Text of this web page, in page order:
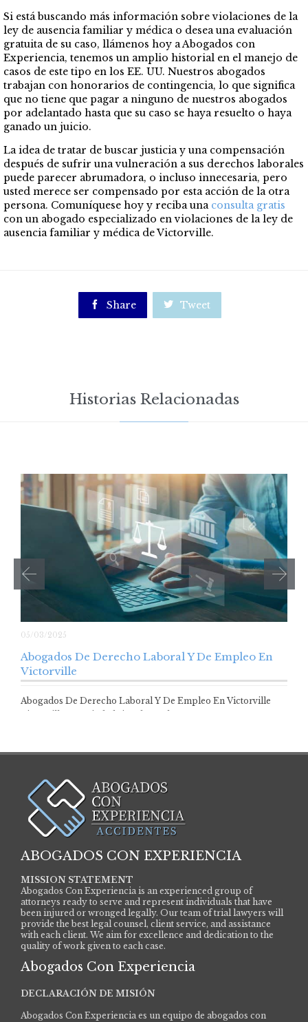
Si está buscando más información sobre violaciones de la
ley de ausencia familiar y médica o desea una evaluación
gratuita de su caso, llámenos hoy a Abogados con
Experiencia, tenemos un amplio historial en el manejo de
casos de este tipo en los EE. UU. Nuestros abogados
trabajan con honorarios de contingencia, lo que significa
que no tiene que pagar a ninguno de nuestros abogados
por adelantado hasta que su caso se haya resuelto o haya
ganado un juicio.
La idea de tratar de buscar justicia y una compensación
después de sufrir una vulneración a sus derechos laborales
puede parecer abrumadora, o incluso innecesaria, pero
usted merece ser compensado por esta acción de la otra
persona. Comuníquese hoy y reciba una consulta gratis
con un abogado especializado en violaciones de la ley de
ausencia familiar y médica de Victorville.
 Share  Tweet
Historias Relacionadas
05/03/2025
Abogados De Derecho Laboral Y De Empleo En
Victorville
Abogados De Derecho Laboral Y De Empleo En Victorville
ABOGADOS CON EXPERIENCIA
MISSION STATEMENT
Abogados Con Experiencia is an experienced group of
attorneys ready to serve and represent individuals that have
been injured or wronged legally. Our team of trial lawyers will
provide the best legal counsel, client service, and assistance
with each client. We aim for excellence and dedication to the
quality of work given to each case.
Abogados Con Experiencia
DECLARACIÓN DE MISIÓN
Abogados Con Experiencia es un equipo de abogados con